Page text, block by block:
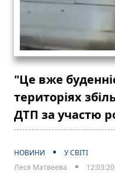
"Це вже
територіях
ДТП за участю
НОВИНИ
У СВІТІ
Леся Матвеева